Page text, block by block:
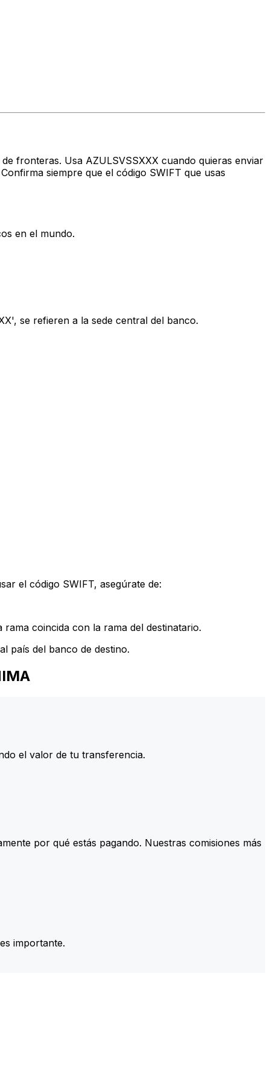
fronteras. Usa AZULSVSSXXX cuando quieras enviar
siempre que el código SWIFT que usas
en el mundo.
se refieren a la sede central del banco.
el código SWIFT, asegúrate de:
coincida con la rama del destinatario.
país del banco de destino.
el valor de tu transferencia.
por qué estás pagando. Nuestras comisiones más
importante.